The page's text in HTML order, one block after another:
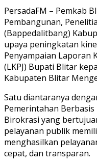
PersadaFM – Pemkab
Pembangunan,
(Bappedalitbang)
upaya peningkatan
Penyampaian Laporan
(LKPJ) Bupati Blitar
Kabupaten Blitar
Satu diantaranya
Pemerintahan Berbasis
Birokrasi yang
pelayanan publik
menghasilkan
cepat, dan transparan.